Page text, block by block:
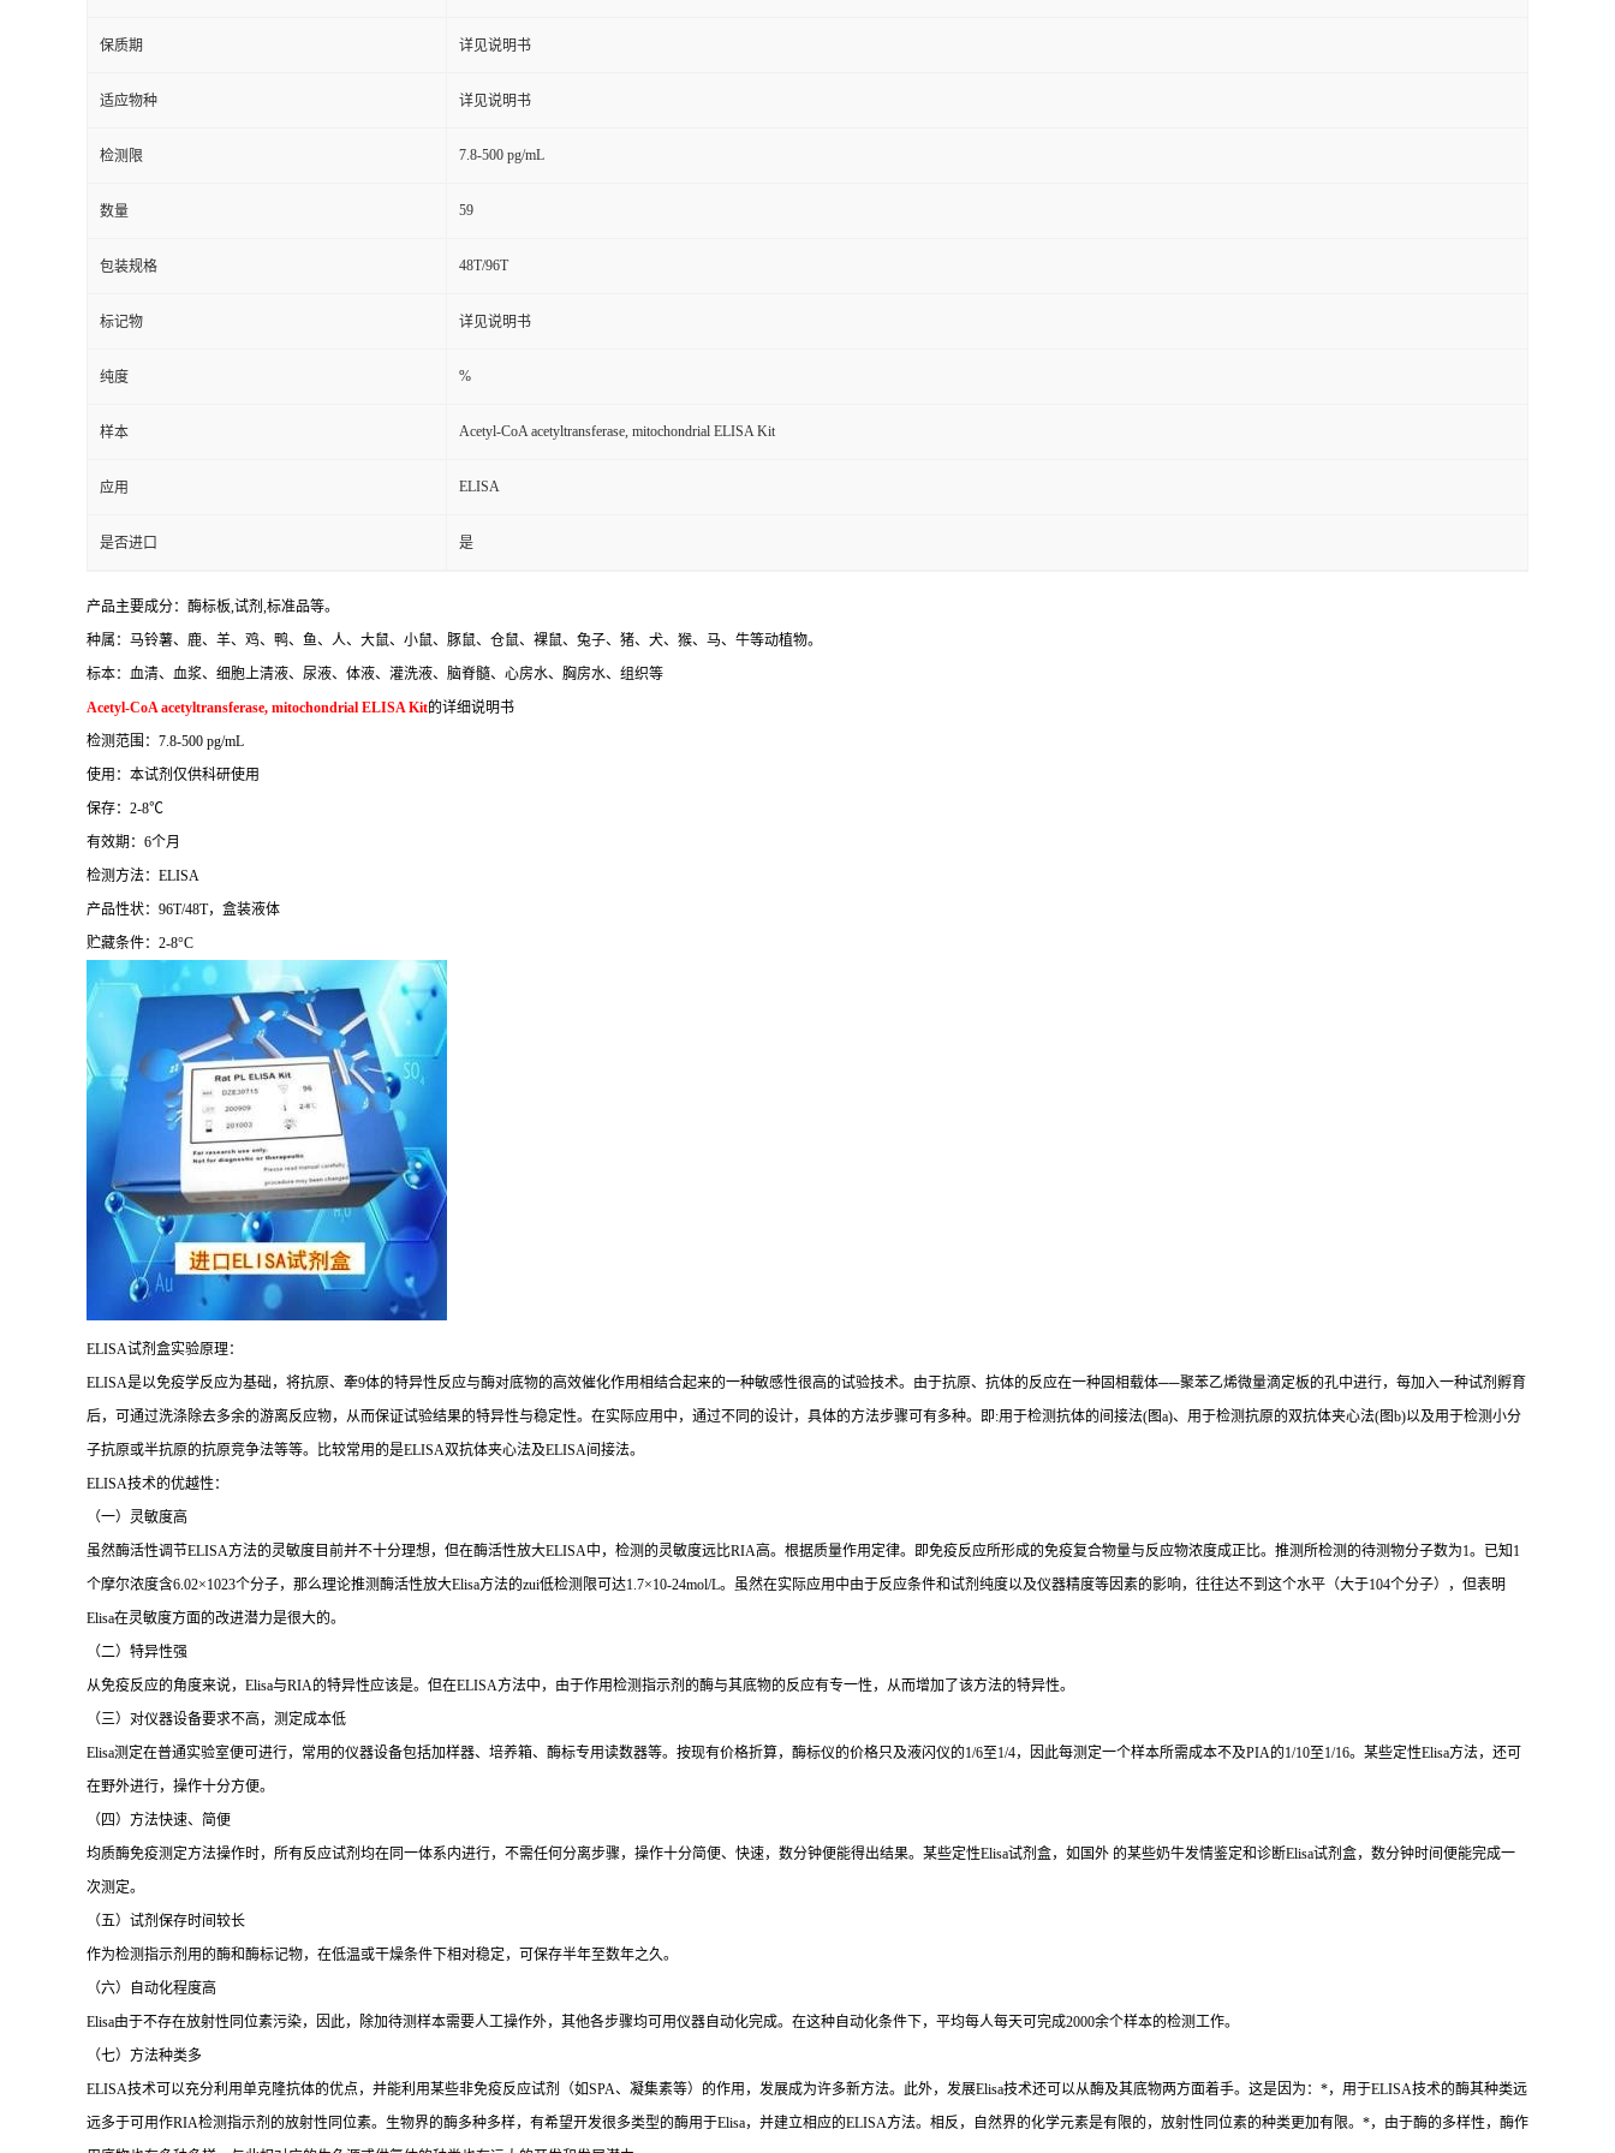
保质期 详见说明书
适应物种 详见说明书
检测限 7.8-500 pg/mL
数量 59
包装规格 48T/96T
标记物 详见说明书
纯度 %
样本 Acetyl-CoA acetyltransferase, mitochondrial ELISA Kit
应用 ELISA
是否进口 是
产品主要成分：酶标板 试剂 标准品等。
种属：马铃薯、鹿、羊、鸡、鸭、鱼、人、大鼠、小鼠、豚鼠、仓鼠、裸鼠、兔子、猪、犬、猴、马、牛等动植物。
标本：血清、血浆、细胞上清液、尿液、体液、灌洗液、脑脊髓、心房水、胸房水、组织等
Acetyl-CoA acetyltransferase, mitochondrial ELISA Kit的详细说明书
检测范围： 7.8-500 pg/mL
使用：本试剂仅供科研使用
保存： 2-8℃
有效期： 6个月
检测方法： ELISA
产品性状： 96T/48T，盒装液体
贮藏条件： 2-8°C
ELISA试剂盒实验原理：
ELISA是以免疫学反应为基础，将抗原、牽9体的特异性反应与酶对底物的高效催化作用相结合起来的一种敏感性很高的试验技术。由于抗原、抗体的反应在一种固相载体──聚苯乙烯微量滴定板的孔中进行，每加入一种试剂孵育
后，可通过洗涤除去多余的游离反应物，从而保证试验结果的特异性与稳定性。在实际应用中，通过不同的设计，具体的方法步骤可有多种。即:用于检测抗体的间接法(图a)、用于检测抗原的双抗体夹心法(图b)以及用于检测小分
子抗原或半抗原的抗原竞争法等等。比较常用的是ELISA双抗体夹心法及ELISA间接法。
ELISA技术的优越性：
（一）灵敏度高
虽然酶活性调节ELISA方法的灵敏度目前并不十分理想，但在酶活性放大ELISA中，检测的灵敏度远比RIA高。根据质量作用定律。即免疫反应所形成的免疫复合物量与反应物浓度成正比。推测所检测的待测物分子数为1。已知1
个摩尔浓度含6.02×1023个分子，那么理论推测酶活性放大Elisa方法的zui低检测限可达1.7×10-24mol/L。虽然在实际应用中由于反应条件和试剂纯度以及仪器精度等因素的影响，往往达不到这个水平（大于104个分子），但表明
Elisa在灵敏度方面的改进潜力是很大的。
（二）特异性强
从免疫反应的角度来说， Elisa与RIA的特异性应该是。但在ELISA方法中，由于作用检测指示剂的酶与其底物的反应有专一性，从而增加了该方法的特异性。
（三）对仪器设备要求不高，测定成本低
Elisa测定在普通实验室便可进行，常用的仪器设备包括加样器、培养箱、酶标专用读数器等。按现有价格折算，酶标仪的价格只及液闪仪的1/6至1/4，因此每测定一个样本所需成本不及PIA的1/10至1/16。某些定性Elisa方法，还可
在野外进行，操作十分方便。
（四）方法快速、简便
均质酶免疫测定方法操作时，所有反应试剂均在同一体系内进行，不需任何分离步骤，操作十分简便、快速，数分钟便能得出结果。某些定性Elisa试剂盒，如国外 的某些奶牛发情鉴定和诊断Elisa试剂盒，数分钟时间便能完成一
次测定。
（五）试剂保存时间较长
作为检测指示剂用的酶和酶标记物，在低温或干燥条件下相对稳定，可保存半年至数年之久。
（六）自动化程度高
Elisa由于不存在放射性同位素污染，因此，除加待测样本需要人工操作外，其他各步骤均可用仪器自动化完成。在这种自动化条件下，平均每人每天可完成2000余个样本的检测工作。
（七）方法种类多
ELISA技术可以充分利用单克隆抗体的优点，并能利用某些非免疫反应试剂（如SPA、凝集素等）的作用，发展成为许多新方法。此外，发展Elisa技术还可以从酶及其底物两方面着手。这是因为： *，用于ELISA技术的酶其种类远
远多于可用作RIA检测指示剂的放射性同位素。生物界的酶多种多样，有希望开发很多类型的酶用于Elisa，并建立相应的ELISA方法。相反，自然界的化学元素是有限的，放射性同位素的种类更加有限。 *，由于酶的多样性，酶作